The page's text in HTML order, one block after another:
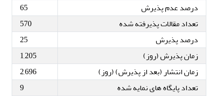
درصد عدم پذیرش
65
تعداد مقالات پذیرفته شده
570
درصد پذیرش
25
زمان پذیرش (روز)
1,205
زمان انتشار (بعد از پذیرش) (روز)
2,696
تعداد پایگاه های نمایه شده
9